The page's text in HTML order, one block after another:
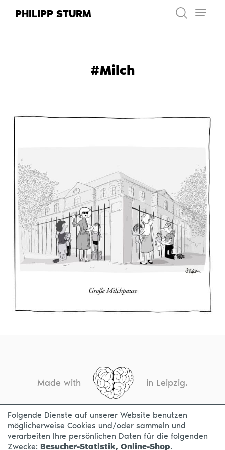
InhaltPHILIPP STURM
#Milch
Made with in Leipzig.
KONTAKT IMPRESSUM DATENSCHUTZ
Folgende Dienste auf unserer Website benutzen
möglicherweise Cookies und/oder sammeln und
verarbeiten Ihre persönlichen Daten für die folgenden
Zwecke: Besucher-Statistik, Online-Shop.